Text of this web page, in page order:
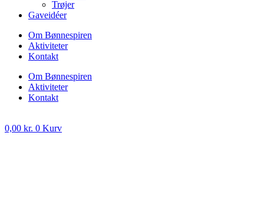
Trøjer
Gaveidéer
Om Bønnespiren
Aktiviteter
Kontakt
Om Bønnespiren
Aktiviteter
Kontakt
0,00 kr. 0 Kurv